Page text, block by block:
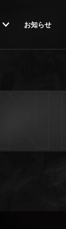
お知らせ